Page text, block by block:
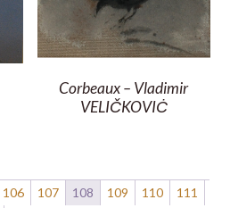
Corbeaux – Vladimir
VELIČKOVIĊ
106 107 108 109 110
111